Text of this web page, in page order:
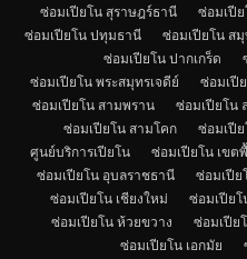
ซ่อมเปียโน สุราษฎร์ธานี
ซ่อมเปี
ซ่อมเปียโน ปทุมธานี
ซ่อมเปียโน ส
ซ่อมเปียโน ปากเกร็ด
ซ่อมเปียโน พระสมุทรเจดีย์
ซ่อมเปี
ซ่อมเปียโน สามพราน
ซ่อมเปียโน
ซ่อมเปียโน สามโคก
ซ่อมเปี
ศูนย์บริการเปียโน
ซ่อมเปียโน เขต
ซ่อมเปียโน อุบลราชธานี
ซ่อมเปีย
ซ่อมเปียโน เชียงใหม่
ซ่อมเปีย
ซ่อมเปียโน ห้วยขวาง
ซ่อมเปีย
ซ่อมเปียโน เอกมัย